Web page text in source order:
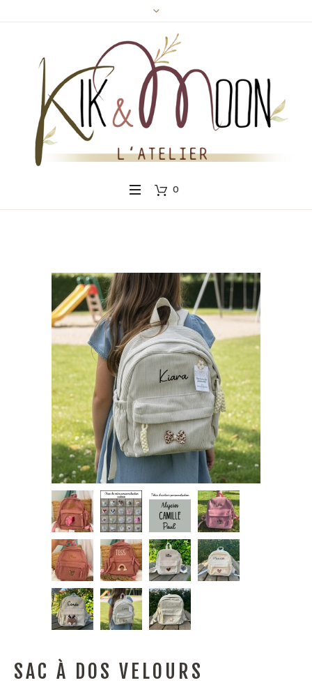
Panneau de gestion des cookies
0
SAC À DOS VELOURS